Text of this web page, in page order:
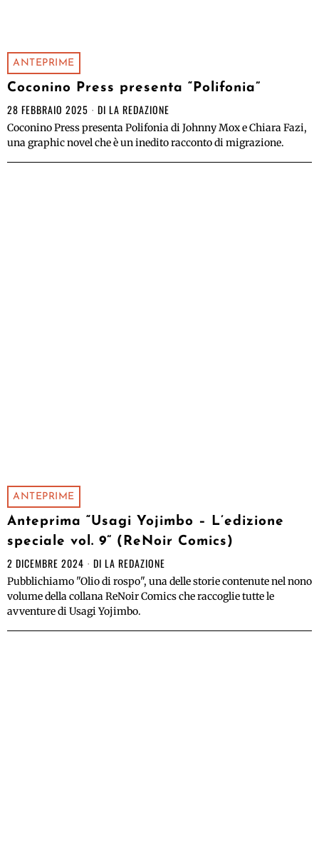
ANTEPRIME
Coconino Press presenta “Polifonia”
28 FEBBRAIO 2025 DI LA REDAZIONE
Coconino Press presenta Polifonia di Johnny Mox e Chiara Fazi,
una graphic novel che è un inedito racconto di migrazione.
ANTEPRIME
Anteprima “Usagi Yojimbo – L’edizione
speciale vol. 9” (ReNoir Comics)
2 DICEMBRE 2024 DI LA REDAZIONE
Pubblichiamo "Olio di rospo", una delle storie contenute nel nono
volume della collana ReNoir Comics che raccoglie tutte le
avventure di Usagi Yojimbo.